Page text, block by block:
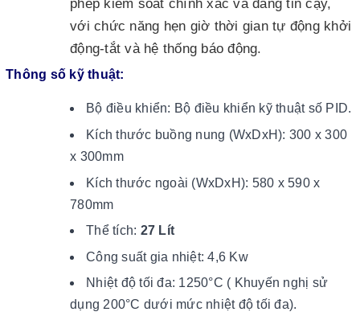
phép kiểm soát chính xác và đáng tin cậy,
với chức năng hẹn giờ thời gian tự động khởi
động-tắt và hệ thống báo động.
Thông số kỹ thuật:
Bộ điều khiển: Bộ điều khiển kỹ thuật số PID.
Kích thước buồng nung (WxDxH): 300 x 300
x 300mm
Kích thước ngoài (WxDxH): 580 x 590 x
780mm
Thể tích: 27 Lít
Công suất gia nhiệt: 4,6 Kw
Nhiệt độ tối đa: 1250°C ( Khuyến nghị sử
dụng 200°C dưới mức nhiệt độ tối đa).